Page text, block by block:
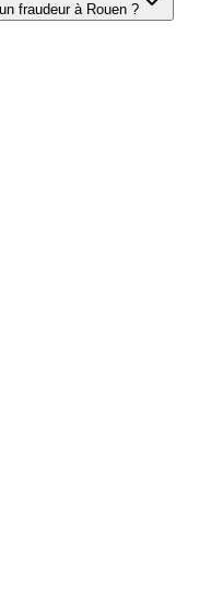
fraudeur à Rouen ?